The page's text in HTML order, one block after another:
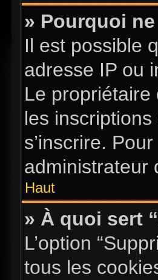
» Pourquoi
Il est possible
adresse IP ou
Le
les
s’inscrire.
administrateur
Haut
» À quoi sert
L’option
tous les